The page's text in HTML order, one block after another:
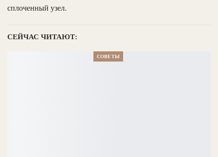
сплоченный узел.
СЕЙЧАС ЧИТАЮТ:
СОВЕТЫ